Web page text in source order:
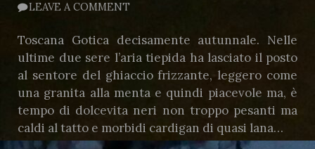
LEAVE A COMMENT
Toscana Gotica decisamente autunnale. Nelle
ultime due sere l’aria tiepida ha lasciato il posto
al sentore del ghiaccio frizzante, leggero come
una granita alla menta e quindi piacevole ma, è
tempo di dolcevita neri non troppo pesanti ma
caldi al tatto e morbidi cardigan di quasi lana…